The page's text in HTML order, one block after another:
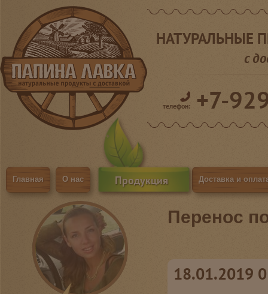
Главная О нас Продукция Доставка и
НАТУРАЛЬНЫЕ
с
телефон: +7-
Перенос
18.01.2019